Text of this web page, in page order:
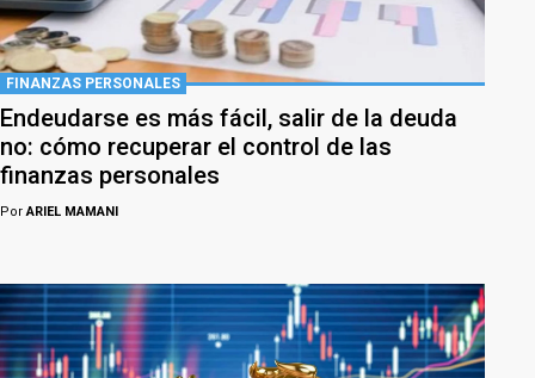
FINANZAS PERSONALES
Endeudarse es más fácil, salir de la deuda
no: cómo recuperar el control de las
finanzas personales
PorARIEL MAMANI